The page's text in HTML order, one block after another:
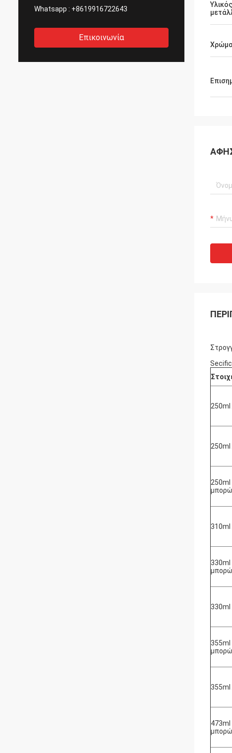
Whatsapp : +8619916722643
Επικοινωνία
250ml
310ml
330ml
330ml
355ml
355ml
473ml